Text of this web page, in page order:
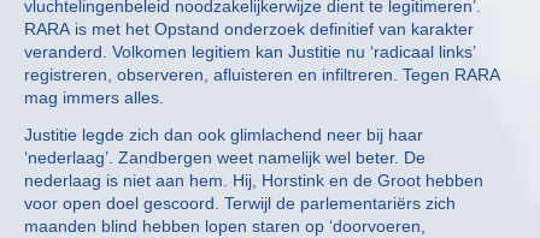
vluchtelingenbeleid noodzakelijkerwijze dient te legitimeren’.
RARA is met het Opstand onderzoek definitief van karakter
veranderd. Volkomen legitiem kan Justitie nu ‘radicaal links’
registreren, observeren, afluisteren en infiltreren. Tegen RARA
mag immers alles.
Justitie legde zich dan ook glimlachend neer bij haar
‘nederlaag’. Zandbergen weet namelijk wel beter. De
nederlaag is niet aan hem. Hij, Horstink en de Groot hebben
voor open doel gescoord. Terwijl de parlementariërs zich
maanden blind hebben lopen staren op ‘doorvoeren,